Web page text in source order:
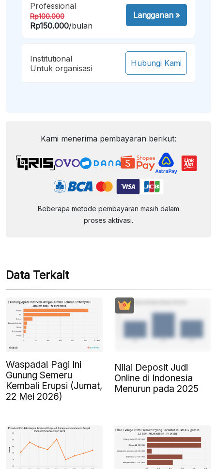
Professional
Rp100.000
Rp150.000/bulan
Langganan»
Institutional
Untuk organisasi
Hubungi Kami
Kami menerima pembayaran berikut:
Beberapa metode pembayaran masih dalam
proses aktivasi.
Data Terkait
Waspada! Pagi Ini
Gunung Semeru
Kembali Erupsi (Jumat,
22 Mei 2026)
Nilai Deposit Judi
Online di Indonesia
Menurun pada 2025